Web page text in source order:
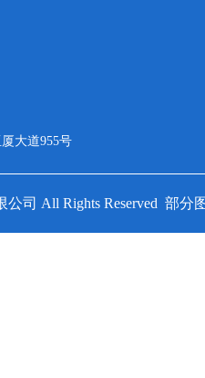
大道955号
公司 All Rights Reserved 部